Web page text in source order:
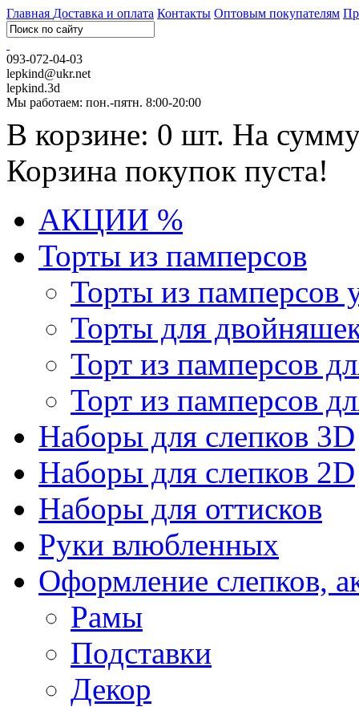
Главная Доставка и оплата Контакты Оптовым покупателям
093-072-04-03
lepkind@ukr.net
lepkind.3d
Мы работаем: пон.-пятн. 8:00-20:00
В корзине: 0 шт. На
Корзина покупок пуста!
АКЦИИ %
Торты из памперсов
Торты из памперсов
Торты для
Торт из памперсов
Торт из памперсов
Наборы для слепков 3D
Наборы для слепков 2D
Наборы для оттисков
Руки влюбленных
Оформление слепков,
Рамы
Подставки
Декор